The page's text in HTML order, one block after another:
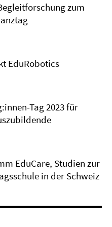
zum
EduRobotics
Tag 2023 für
EduCare, Studien zur
in der Schweiz